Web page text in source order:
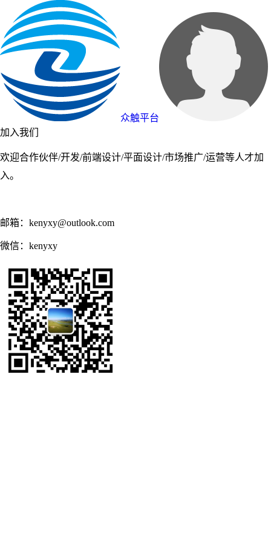
众触平台
加入我们
欢迎合作伙伴/开发/前端设计/平面设计/市场推广/运营等人才加
入。
邮箱：kenyxy@outlook.com
微信：kenyxy